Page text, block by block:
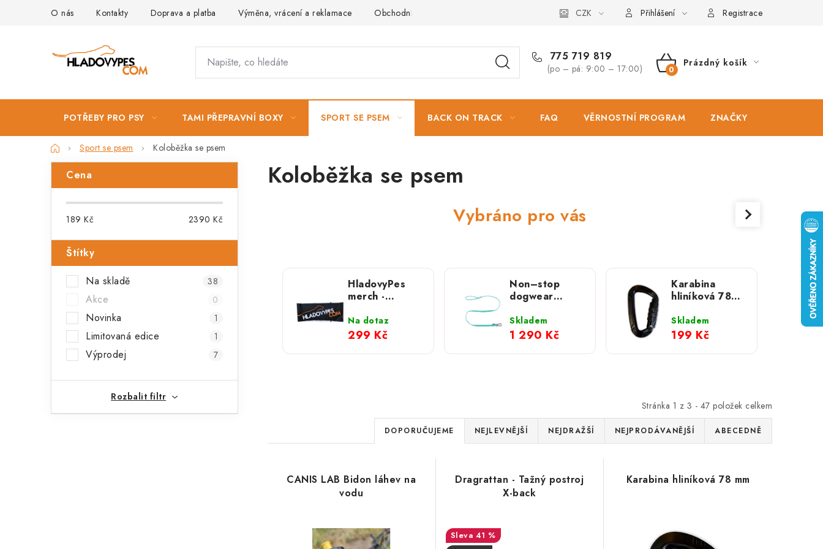
O nás Kontakty Doprava a platba Výměna, vrácení a reklamace Obchodní podmínky Podmínky ochrany osobních údajů Zásady použivání souboru cookies
CZK Přihlášení Registrace
775 719 819
(po – pá: 9:00 – 17:00)
NÁKUPNÍ
Prázdný košík
POTŘEBY PRO PSY TAMI PŘEPRAVNÍ BOXY SPORT SE PSEM BACK ON TRACK FAQ VĚRNOSTNÍ PROGRAM ZNAČKY
DomůSport se psem Koloběžka se psem
o
t
r
p
a
Cena
189 Kč 2390 Kč
Štítky
Na skladě
38
Akce 0
Novinka 1
Limitovaná edice 1
Výprodej 7
Rozbalit filtr
Koloběžka se psem
Vybráno pro vás
HladovyPes
merch -
logo
Na dotaz
299 Kč
Non–stop
dogwear
amortizérem
Bungee Aqua
Skladem
1 290 Kč
Karabina
hliníková 78
Skladem
199 Kč
Stránka 1 z 3 - 47 položek celkem
Ř
a
z
n
DOPORUČUJEME NEJLEVNĚJŠÍ NEJDRAŽŠÍ NEJPRODÁVANĚJŠÍ ABECEDNĚ
CANIS LAB Bidon láhev na
vodu
Dragrattan - Tažný postroj
X-back
41 %
Karabina hliníková 78 mm